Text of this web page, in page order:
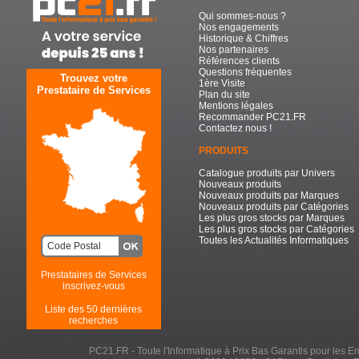
Trouvez votre
Prestataire de Services
Prestataires de Services
inscrivez-vous
Liste des 50 dernières
recherches
Qui sommes-nous ?
Nos engagements
Historique & Chiffres
Nos partenaires
Références clients
Questions fréquentes
1ère Visite
Plan du site
Mentions légales
Recommander PC21.FR
Contactez nous !
PRODUITS
Catalogue produits par Univers
Nouveaux produits
Nouveaux produits par Marques
Nouveaux produits par Catégories
Les plus gros stocks par Marques
Les plus gros stocks par Catégories
Toutes les Actualités Informatiques
PC21.FR - Toute l'Informatique à Prix Bas Garantis pour les